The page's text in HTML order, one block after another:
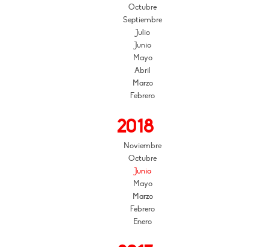
Octubre
Septiembre
Julio
Junio
Mayo
Abril
Marzo
Febrero
2018
Noviembre
Octubre
Junio
Mayo
Marzo
Febrero
Enero